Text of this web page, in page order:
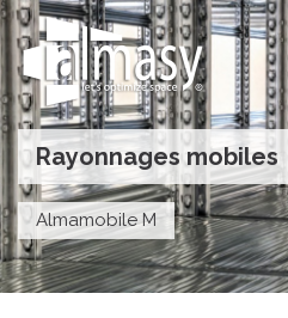
Rayonnages mobiles
Almamobile M